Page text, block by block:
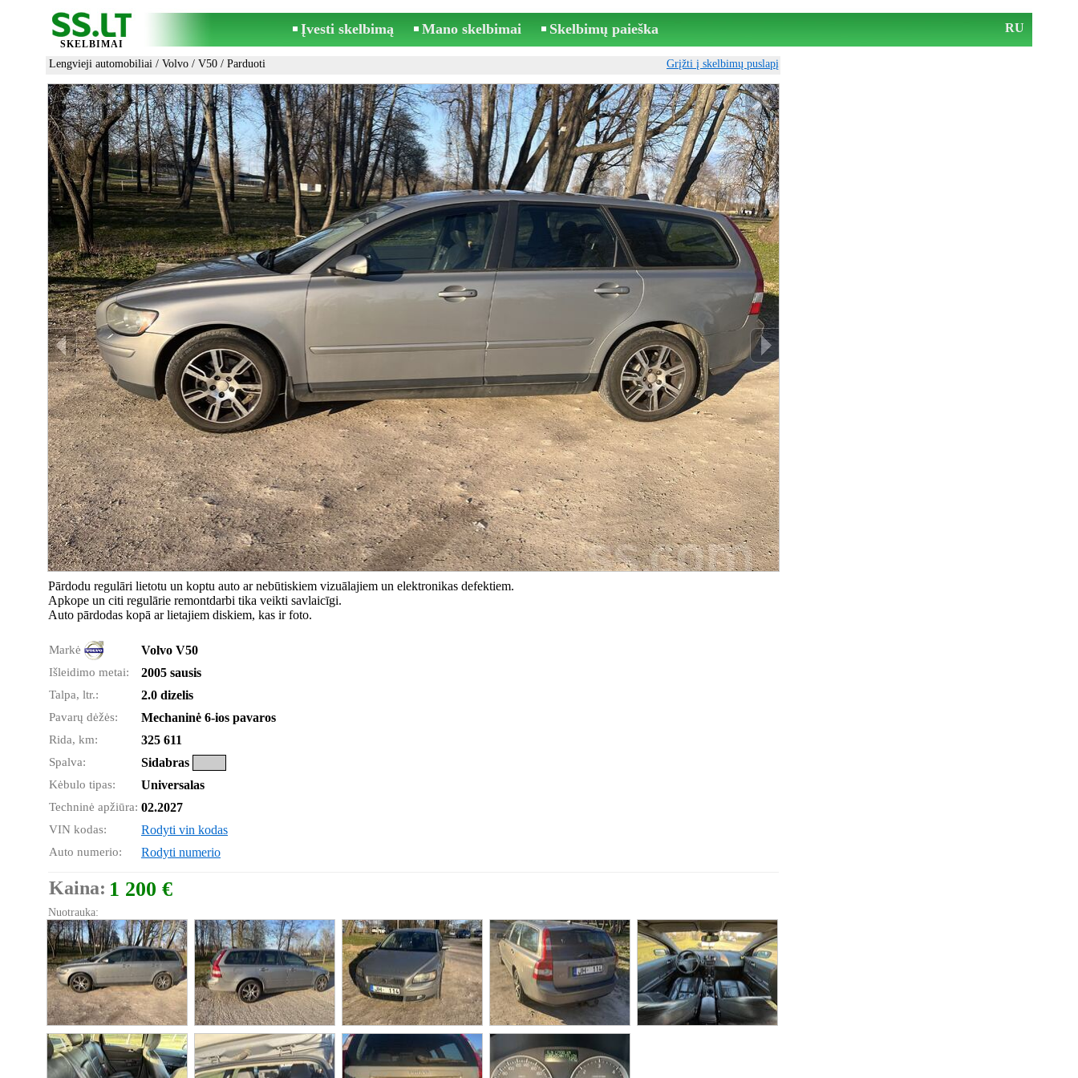
SKELBIMAI
Įvesti skelbimą Mano skelbimai Skelbimų paieška RU
Lengvieji automobiliai / Volvo / V50 / Parduoti Grįžti į skelbimų puslapį
Pārdodu regulāri lietotu un koptu auto ar nebūtiskiem vizuālajiem un elektronikas defektiem.
Apkope un citi regulārie remontdarbi tika veikti savlaicīgi.
Auto pārdodas kopā ar lietajiem diskiem, kas ir foto.
Markė Volvo V50
Išleidimo metai: 2005 sausis
Talpa, ltr.: 2.0 dizelis
Pavarų dėžės: Mechaninė 6-ios pavaros
Rida, km: 325 611
Spalva: Sidabras
Kėbulo tipas: Universalas
Techninė apžiūra: 02.2027
VIN kodas: Rodyti vin kodas
Auto numerio: Rodyti numerio
Kaina: 1 200 €
Nuotrauka: